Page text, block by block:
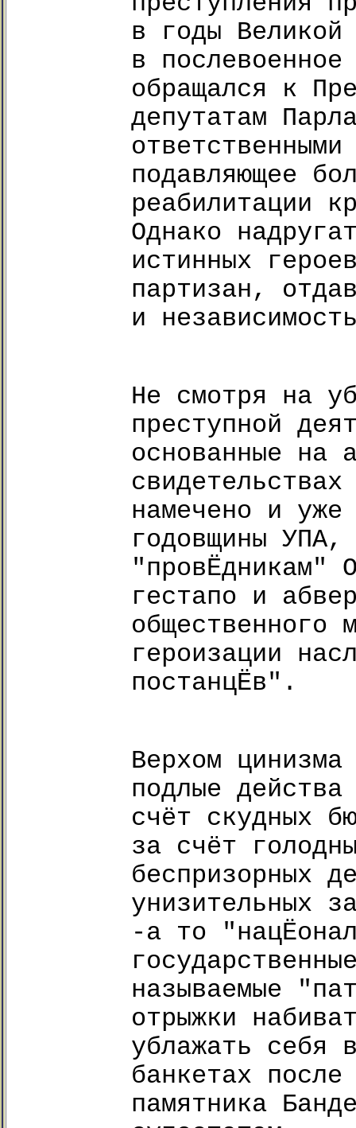
в годы
в
обращался к
депутатам
подавляющее
реабилитации
Однако
истинных
партизан,
и
Не смотря на
преступной
основанные на
намечено и уже
годовщины УПА,
"провЁдникам"
гестапо и
общественного
героизации
постанцЁв".
Верхом
подлые
счёт скудных
за счёт
беспризорных
унизительных
-а то
называемые
отрыжки
ублажать себя
банкетах после
памятника